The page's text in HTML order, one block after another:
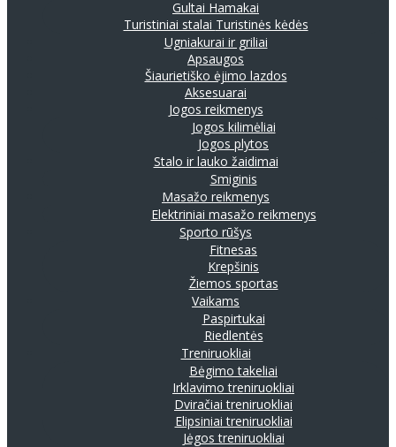
Gultai Hamakai
Turistiniai stalai Turistinės kėdės
Ugniakurai ir griliai
Apsaugos
Šiaurietiško ėjimo lazdos
Aksesuarai
Jogos reikmenys
Jogos kilimėliai
Jogos plytos
Stalo ir lauko žaidimai
Smiginis
Masažo reikmenys
Elektriniai masažo reikmenys
Sporto rūšys
Fitnesas
Krepšinis
Žiemos sportas
Vaikams
Paspirtukai
Riedlentės
Treniruokliai
Bėgimo takeliai
Irklavimo treniruokliai
Dviračiai treniruokliai
Elipsiniai treniruokliai
Jėgos treniruokliai